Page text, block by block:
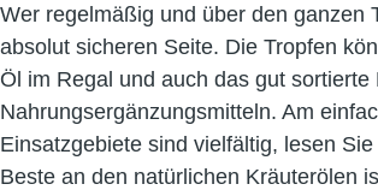
Wer regelmäßig und über den ganzen
absolut sicheren Seite. Die Tropfen
Öl im Regal und auch das gut
Nahrungsergänzungsmitteln. Am
Einsatzgebiete sind vielfältig, lesen
Beste an den natürlichen Kräuterölen